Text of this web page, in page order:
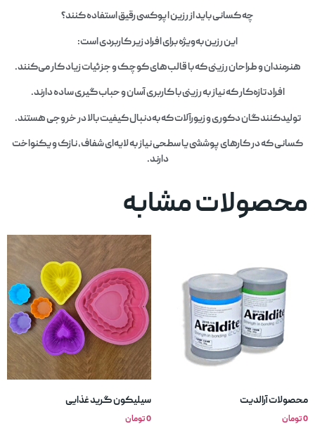
چه کسانی باید از رزین اپوکسی رقیق استفاده کنند؟
این رزین به‌ویژه برای افراد زیر کاربردی است:
هنرمندان و طراحان رزینی که با قالب‌های کوچک و جزئیات زیاد کار می‌کنند.
افراد تازه‌کار که نیاز به رزینی با کاربری آسان و حباب‌گیری ساده دارند.
تولیدکنندگان دکوری و زیورآلات که به‌دنبال کیفیت بالا در خروجی هستند.
کسانی که در کارهای پوششی یا سطحی نیاز به لایه‌ای شفاف، نازک و یکنواخت
دارند.
محصولات مشابه
محصولات آرالدیت
0تومان
سیلیکون گرید غذایی
0تومان